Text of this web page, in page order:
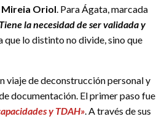
Mireia Oriol. Para Ágata, marcada
la necesidad de ser validada y
que lo distinto no divide, sino que
viaje de deconstrucción personal y
documentación. El primer paso fue
y TDAH». A través de sus